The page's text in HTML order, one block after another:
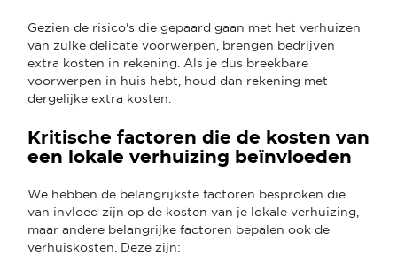
Gezien de risico's die gepaard gaan met het verhuizen
van zulke delicate voorwerpen, brengen bedrijven
extra kosten in rekening. Als je dus breekbare
voorwerpen in huis hebt, houd dan rekening met
dergelijke extra kosten.
Kritische factoren die de kosten van
een lokale verhuizing beïnvloeden
We hebben de belangrijkste factoren besproken die
van invloed zijn op de kosten van je lokale verhuizing,
maar andere belangrijke factoren bepalen ook de
verhuiskosten. Deze zijn: